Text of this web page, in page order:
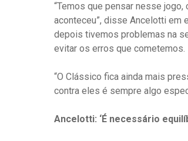
“Temos que pensar nesse
aconteceu”, disse Ancelotti em
depois tivemos problemas na
evitar os erros que cometemos.
“O Clássico fica ainda mais
contra eles é sempre algo
Ancelotti: ‘É necessário